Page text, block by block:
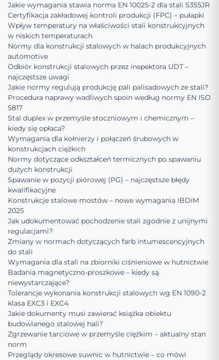
Jakie wymagania stawia norma EN 10025-2 dla stali S355JR
Certyfikacja zakładowej kontroli produkcji (FPC) – pułapki
Wpływ temperatury na właściwości stali konstrukcyjnych
w niskich temperaturach
Normy dla konstrukcji stalowych w halach produkcyjnych
automotive
Odbiór konstrukcji stalowych przez inspektora UDT –
najczęstsze uwagi
Jakie normy regulują produkcję pali palisadowych ze stali?
Procedura naprawy wadliwych spoin według normy EN ISO
5817
Stal duplex w przemyśle stoczniowym i chemicznym –
kiedy się opłaca?
Wymagania dla kołnierzy i połączeń śrubowych w
konstrukcjach ciężkich
Normy dotyczące odkształceń termicznych po spawaniu
dużych konstrukcji
Spawanie w pozycji piórowej (PG) – najczęstsze błędy
kwalifikacyjne
Konstrukcje stalowe mostów – nowe wymagania IBDiM
2025
Jak udokumentować pochodzenie stali zgodnie z unijnymi
regulacjami?
Zmiany w normach dotyczących farb intumescencyjnych
do stali
Wymagania dla stali na zbiorniki ciśnieniowe w hutnictwie
Badania magnetyczno-proszkowe – kiedy są
niewystarczające?
Tolerancje wykonania konstrukcji stalowych wg EN 1090-2
klasa EXC3 i EXC4
Jakie dokumenty musi zawierać książka obiektu
budowlanego stalowej hali?
Zgrzewanie tarciowe w przemyśle ciężkim – aktualny stan
norm
Przeglądy okresowe suwnic w hutnictwie – co mówi